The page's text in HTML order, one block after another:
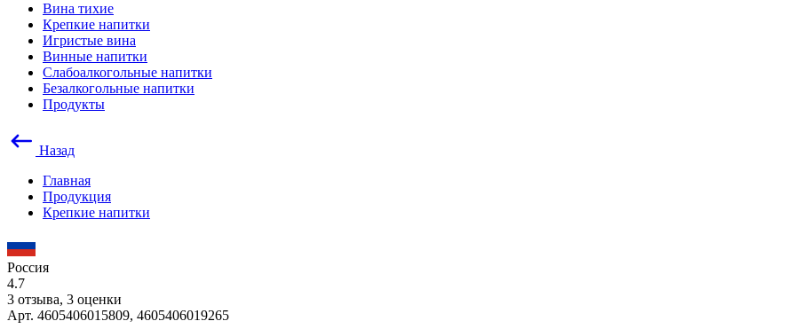
Вина тихие
Крепкие напитки
Игристые вина
Винные напитки
Слабоалкогольные напитки
Безалкогольные напитки
Продукты
Назад
Главная
Продукция
Крепкие напитки
Россия
4.7
3 отзыва, 3 оценки
Арт. 4605406015809, 4605406019265